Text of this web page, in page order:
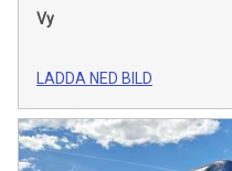
Vy
LADDA NED BILD